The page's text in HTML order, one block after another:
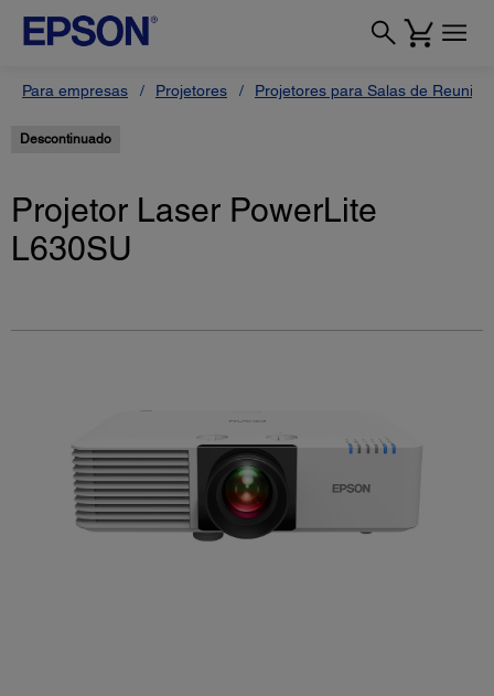
Para empresas Projetores Projetores para Salas de Reunião
Descontinuado
Projetor Laser PowerLite
L630SU